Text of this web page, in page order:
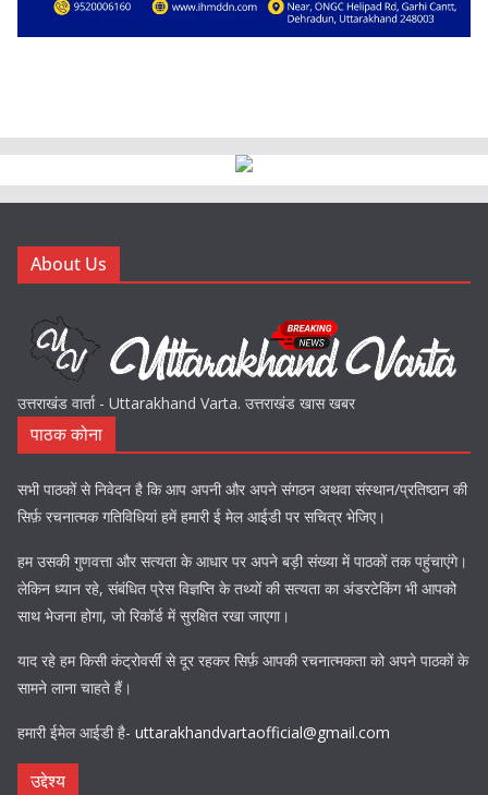
About Us
उत्तराखंड वार्ता - Uttarakhand Varta. उत्तराखंड खास खबर
पाठक कोना
सभी पाठकों से निवेदन है कि आप अपनी और अपने संगठन अथवा संस्थान/प्रतिष्ठान की
सिर्फ़ रचनात्मक गतिविधियां हमें हमारी ई मेल आईडी पर सचित्र भेजिए।
हम उसकी गुणवत्ता और सत्यता के आधार पर अपने बड़ी संख्या में पाठकों तक पहुंचाएंगे।
लेकिन ध्यान रहे, संबंधित प्रेस विज्ञप्ति के तथ्यों की सत्यता का अंडरटेकिंग भी आपको
साथ भेजना होगा, जो रिकॉर्ड में सुरक्षित रखा जाएगा।
याद रहे हम किसी कंट्रोवर्सी से दूर रहकर सिर्फ़ आपकी रचनात्मकता को अपने पाठकों के
सामने लाना चाहते हैं।
हमारी ईमेल आईडी है- uttarakhandvartaofficial@gmail.com
उद्देश्य